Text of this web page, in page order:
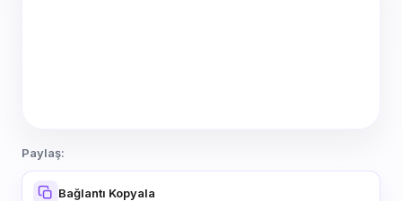
Paylaş:
Bağlantı Kopyala